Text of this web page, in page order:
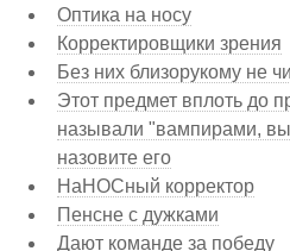
Оптика на носу
Корректировщики зрения
Без них близорукому не
Этот предмет вплоть до
называли "вампирами,
назовите его
НаНОСный корректор
Пенсне с дужками
Дают команде за победу